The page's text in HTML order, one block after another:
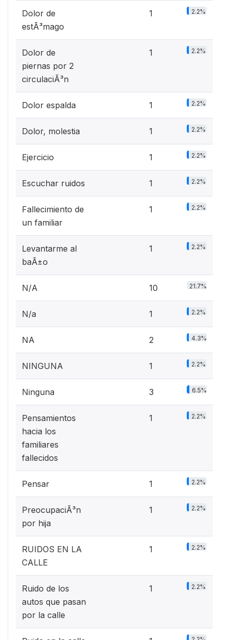
Dolor de
estÃ³mago
1 2.2%
Dolor de
piernas por 2
circulaciÃ³n
1 2.2%
Dolor espalda 1 2.2%
Dolor, molestia 1 2.2%
Ejercicio 1 2.2%
Escuchar ruidos 1 2.2%
Fallecimiento de
un familiar
1 2.2%
Levantarme al
baÃ±o
1 2.2%
N/A 10 21.7%
N/a 1 2.2%
NA 2 4.3%
NINGUNA 1 2.2%
Ninguna 3 6.5%
Pensamientos
hacia los
familiares
fallecidos
1 2.2%
Pensar 1 2.2%
PreocupaciÃ³n
por hija
1 2.2%
RUIDOS EN LA
CALLE
1 2.2%
Ruido de los
autos que pasan
por la calle
1 2.2%